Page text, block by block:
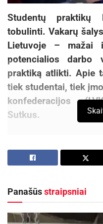
Studentų praktikų
tobulinti. Vakarų
Lietuvoje – mažai
potencialios
praktiką atlikti. Apie
tiek studentai, tiek
konfederacijos
Sutkus.
LVK buvo
finansuojamą
sistemą. Buvo
Sistema veikė ir
Panašūsstraipsniai